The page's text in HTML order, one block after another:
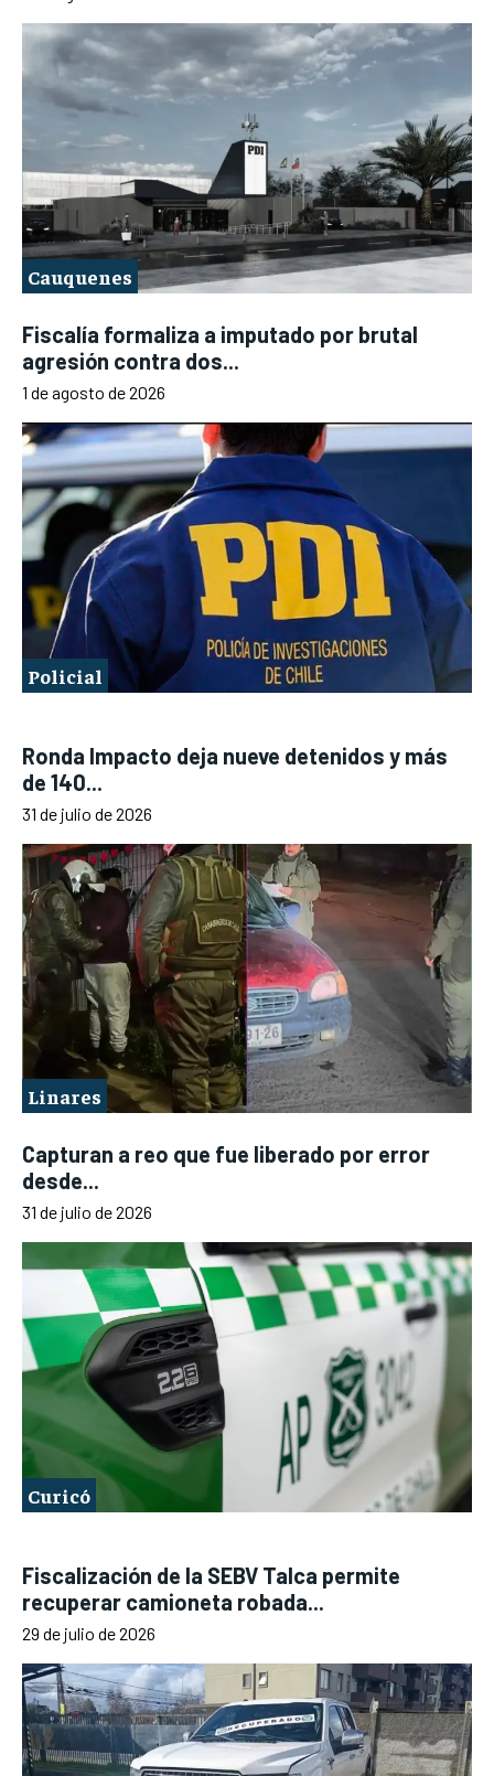
Cauquenes
Fiscalía formaliza a imputado por brutal
agresión contra dos...
1 de agosto de 2026
Policial
Ronda Impacto deja nueve detenidos y más
de 140...
31 de julio de 2026
Linares
Capturan a reo que fue liberado por error
desde...
31 de julio de 2026
Curicó
Fiscalización de la SEBV Talca permite
recuperar camioneta robada...
29 de julio de 2026